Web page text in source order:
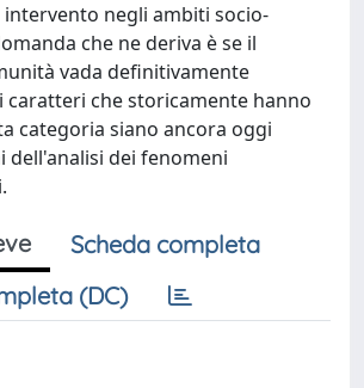
negli ambiti socio-
che ne deriva è se il
vada definitivamente
caratteri che storicamente hanno
categoria siano ancora oggi
dell'analisi dei fenomeni
Scheda completa
(DC)